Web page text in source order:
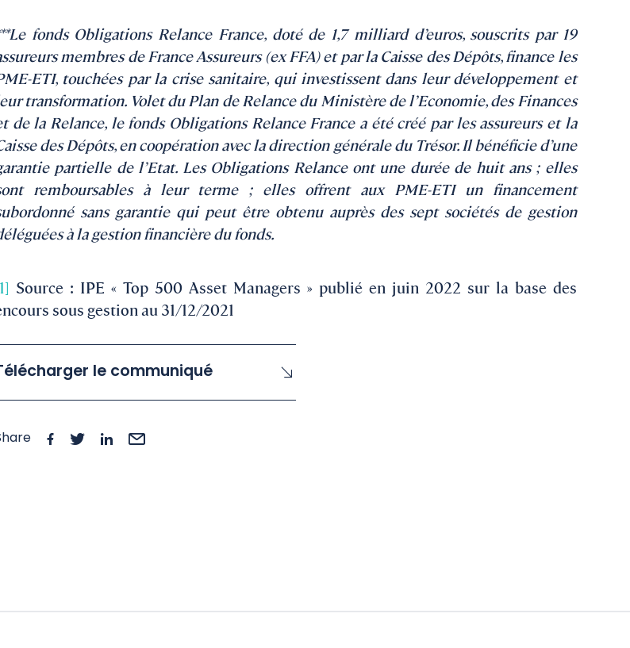
fonds Obligations Relance France, doté de 1,7 milliard d’euros, souscrits par 19
membres de France Assureurs (ex FFA) et par la Caisse des Dépôts, finance les
ETI, touchées par la crise sanitaire, qui investissent dans leur développement et
transformation. Volet du Plan de Relance du Ministère de l’Economie, des Finances
de la Relance, le fonds Obligations Relance France a été créé par les assureurs et la
des Dépôts, en coopération avec la direction générale du Trésor. Il bénéficie d’une
partielle de l’Etat. Les Obligations Relance ont une durée de huit ans ; elles
remboursables à leur terme ; elles offrent aux PME-ETI un financement
sans garantie qui peut être obtenu auprès des sept sociétés de gestion
à la gestion financière du fonds.
Source : IPE « Top 500 Asset Managers » publié en juin 2022 sur la base des
sous gestion au 31/12/2021
le communiqué